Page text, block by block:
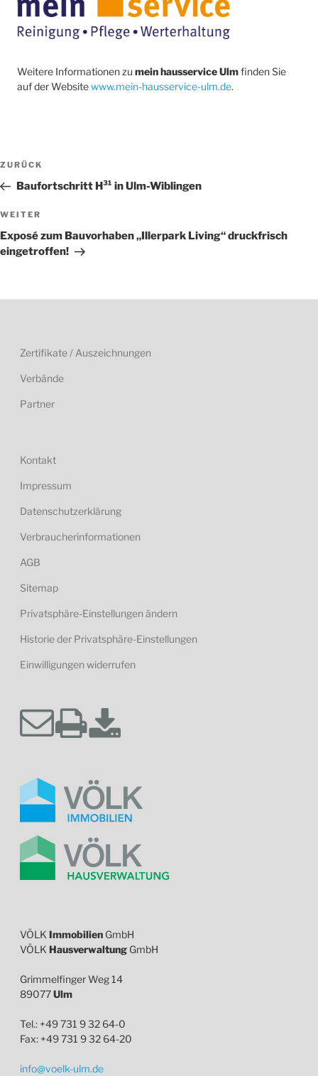
Weitere Informationen zu mein hausservice Ulmfinden Sie
auf der Websitewww.mein-hausservice-ulm.de.
Beitragsnavigation
Vorheriger
Beitrag
ZURÜCK
Baufortschritt H³¹ in Ulm-Wiblingen
Nächster
Beitrag
WEITER
Exposé zum Bauvorhaben „Illerpark Living“ druckfrisch
eingetroffen!
Zertifikate / Auszeichnungen
Verbände
Partner
Kontakt
Impressum
Datenschutzerklärung
Verbraucherinformationen
AGB
Sitemap
Privatsphäre-Einstellungen ändern
Historie der Privatsphäre-Einstellungen
Einwilligungen widerrufen
VÖLK Immobilien GmbH
VÖLK Hausverwaltung GmbH
Grimmelfinger Weg 14
89077Ulm
Tel.: +49 731 9 32 64-0
Fax: +49 731 9 32 64-20
info@voelk-ulm.de